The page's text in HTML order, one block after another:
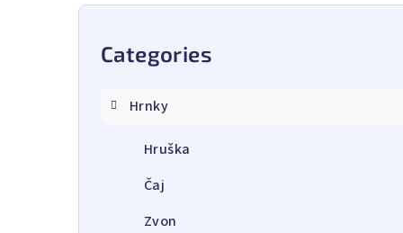
S
Skip
categories
Categories
Hrnky
Hruška
Čaj
Zvon